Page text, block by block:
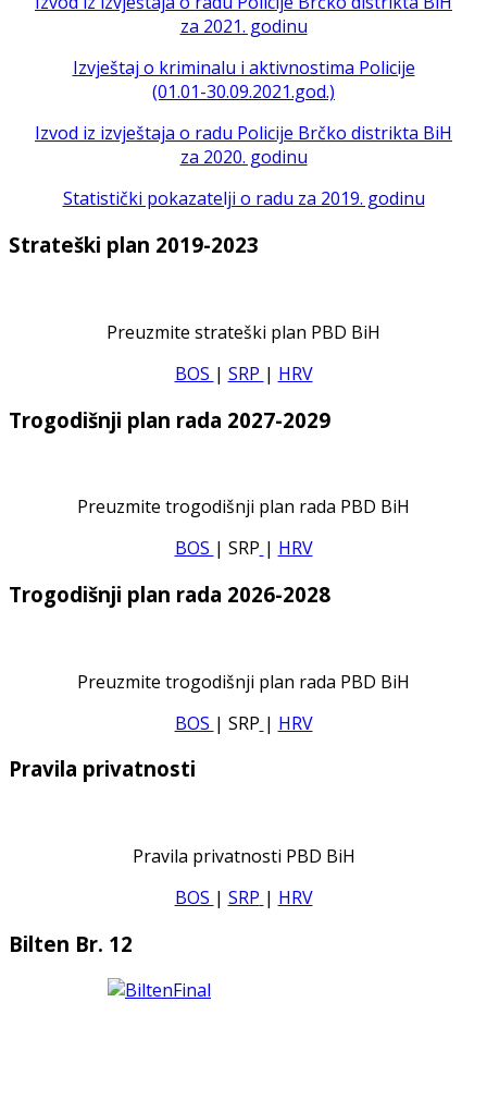
za 2021. godinu
Izvještaj o kriminalu i aktivnostima Policije
(01.01-30.09.2021.god.)
Izvod iz izvještaja o radu Policije Brčko distrikta BiH
za 2020. godinu
Statistički pokazatelji o radu za 2019. godinu
Strateški plan 2019-2023
Preuzmite strateški plan PBD BiH
BOS | SRP | HRV
Trogodišnji plan rada 2027-2029
Preuzmite trogodišnji plan rada PBD BiH
BOS | SRP | HRV
Trogodišnji plan rada 2026-2028
Preuzmite trogodišnji plan rada PBD BiH
BOS | SRP | HRV
Pravila privatnosti
Pravila privatnosti PBD BiH
BOS | SRP | HRV
Bilten Br. 12